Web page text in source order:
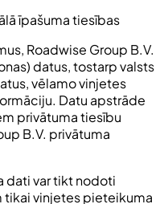
īpašuma tiesības
Roadwise Group B.V.
datus, tostarp valsts
vēlamo vinjetes
Datu apstrāde
privātuma tiesību
B.V. privātuma
dati var tikt nodoti
vinjetes pieteikuma